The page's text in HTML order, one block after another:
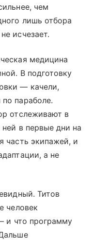
чем
лишь отбора
исчезает.
медицина
В подготовку
— качели,
параболе.
отслеживают в
в первые дни на
часть экипажей, и
а не
Титов
человек
и что программу